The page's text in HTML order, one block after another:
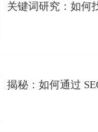
关键词研究：如何
揭秘：如何通过